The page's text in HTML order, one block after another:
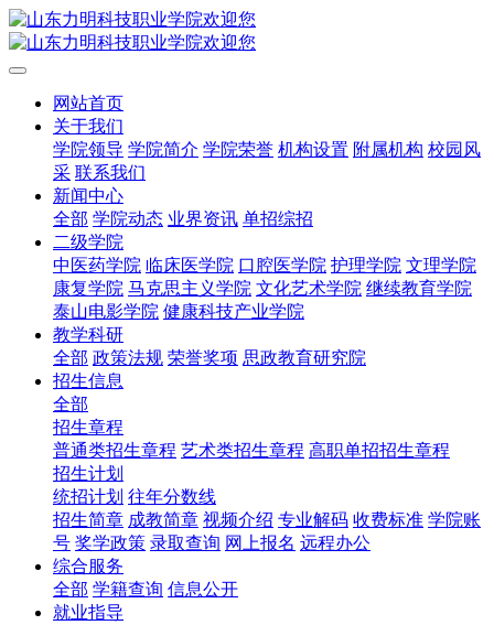
网站首页
关于我们
学院领导 学院简介 学院荣誉 机构设置 附属机构 校园风
采 联系我们
新闻中心
全部 学院动态 业界资讯 单招综招
二级学院
中医药学院 临床医学院 口腔医学院 护理学院 文理学院
康复学院 马克思主义学院 文化艺术学院 继续教育学院
泰山电影学院 健康科技产业学院
教学科研
全部 政策法规 荣誉奖项 思政教育研究院
招生信息
全部
招生章程
普通类招生章程 艺术类招生章程 高职单招招生章程
招生计划
统招计划 往年分数线
招生简章 成教简章 视频介绍 专业解码 收费标准 学院账
号 奖学政策 录取查询 网上报名 远程办公
综合服务
全部 学籍查询 信息公开
就业指导